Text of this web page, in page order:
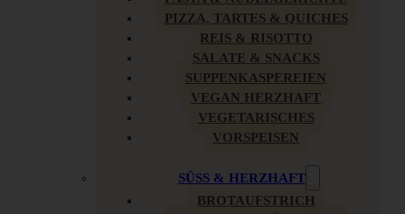
PIZZA, TARTES & QUICHES
REIS & RISOTTO
SALATE & SNACKS
SUPPENKASPEREIEN
VEGAN HERZHAFT
VEGETARISCHES
VORSPEISEN
SÜSS & HERZHAFT
BROTAUFSTRICH